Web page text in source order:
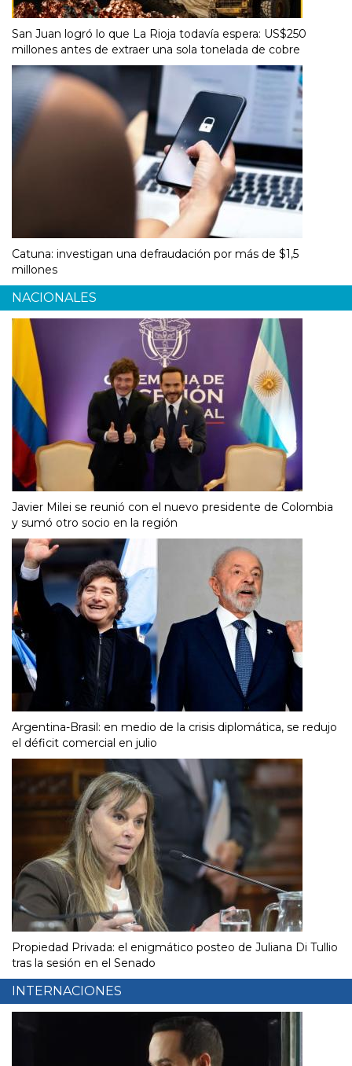
San Juan logró lo que La Rioja todavía espera: US$250
millones antes de extraer una sola tonelada de cobre
Catuna: investigan una defraudación por más de $1,5
millones
NACIONALES
Javier Milei se reunió con el nuevo presidente de Colombia
y sumó otro socio en la región
Argentina-Brasil: en medio de la crisis diplomática, se redujo
el déficit comercial en julio
Propiedad Privada: el enigmático posteo de Juliana Di Tullio
tras la sesión en el Senado
INTERNACIONES